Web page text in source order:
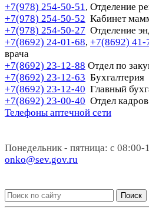
+7(978) 254-50-51 , Отделение
+7(978) 254-50-52 Кабинет
+7(978) 254-50-27 Отделение
+7(8692) 24-01-68, +7(8692) 41-
врача
+7(8692) 23-12-88 Отдел по
+7(8692) 23-12-63 Бухгалтерия
+7(8692) 23-12-40 Главный
+7(8692) 23-00-40 Отдел кадров
Телефоны аптечной сети
Понедельник - пятница: с 08:00-
onko@sev.gov.ru
Поиск